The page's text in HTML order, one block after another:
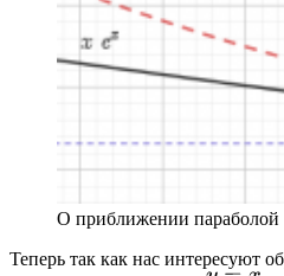
О приближении параболой
Теперь так как нас интересуют